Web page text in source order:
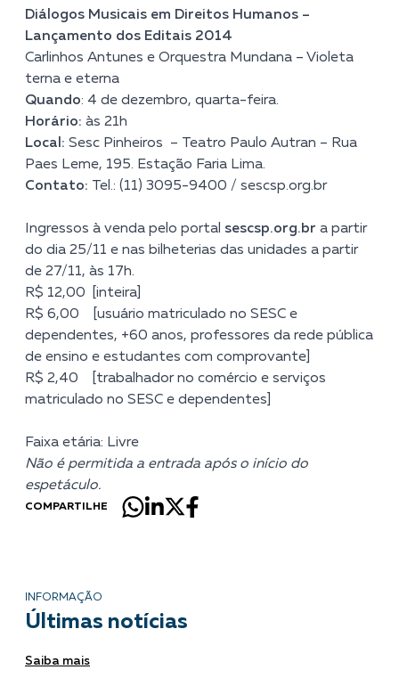
Diálogos Musicais em Direitos Humanos –
Lançamento dos Editais 2014
Carlinhos Antunes e Orquestra Mundana – Violeta
terna e eterna
Quando: 4 de dezembro, quarta-feira.
Horário: às 21h
Local: Sesc Pinheiros – Teatro Paulo Autran – Rua
Paes Leme, 195. Estação Faria Lima.
Contato: Tel.: (11) 3095-9400 / sescsp.org.br
Ingressos à venda pelo portal sescsp.org.br a partir
do dia 25/11 e nas bilheterias das unidades a partir
de 27/11, às 17h.
R$ 12,00 [inteira]
R$ 6,00 [usuário matriculado no SESC e
dependentes, +60 anos, professores da rede pública
de ensino e estudantes com comprovante]
R$ 2,40 [trabalhador no comércio e serviços
matriculado no SESC e dependentes]
Faixa etária: Livre
Não é permitida a entrada após o início do
espetáculo.
COMPARTILHE
INFORMAÇÃO
Últimas notícias
Saiba mais